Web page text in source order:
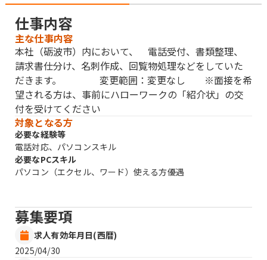
仕事内容
主な仕事内容
本社（砺波市）内において、 電話受付、書類整理、
請求書仕分け、名刺作成、回覧物処理などをしていた
だきます。 変更範囲：変更なし ※面接を希
望される方は、事前にハローワークの「紹介状」の交
付を受けてください
対象となる方
必要な経験等
電話対応、パソコンスキル
必要なPCスキル
パソコン（エクセル、ワード）使える方優遇
募集要項
求人有効年月日(西暦)
2025/04/30